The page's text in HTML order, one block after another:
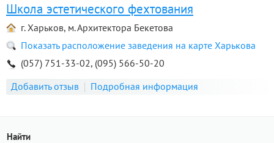
Школа эстетического фехтования
г. Харьков, м. Архитектора Бекетова
Показать расположение заведения на карте Харькова
(057) 751-33-02, (095) 566-50-20
Добавить отзыв
Подробная информация
Найти